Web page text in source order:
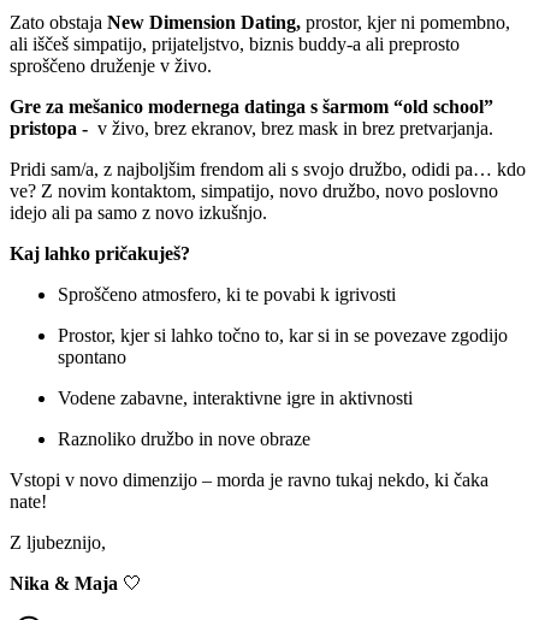
Zato obstaja New Dimension Dating, prostor, kjer ni pomembno,
ali iščeš simpatijo, prijateljstvo, biznis buddy-a ali preprosto
sproščeno druženje v živo.
Gre za mešanico modernega datinga s šarmom “old school”
pristopa - v živo, brez ekranov, brez mask in brez pretvarjanja.
Pridi sam/a, z najboljšim frendom ali s svojo družbo, odidi pa… kdo
ve? Z novim kontaktom, simpatijo, novo družbo, novo poslovno
idejo ali pa samo z novo izkušnjo.
Kaj lahko pričakuješ?
Sproščeno atmosfero, ki te povabi k igrivosti
Prostor, kjer si lahko točno to, kar si in se povezave zgodijo
spontano
Vodene zabavne, interaktivne igre in aktivnosti
Raznoliko družbo in nove obraze
Vstopi v novo dimenzijo – morda je ravno tukaj nekdo, ki čaka
nate!
Z ljubeznijo,
Nika & Maja 🤍